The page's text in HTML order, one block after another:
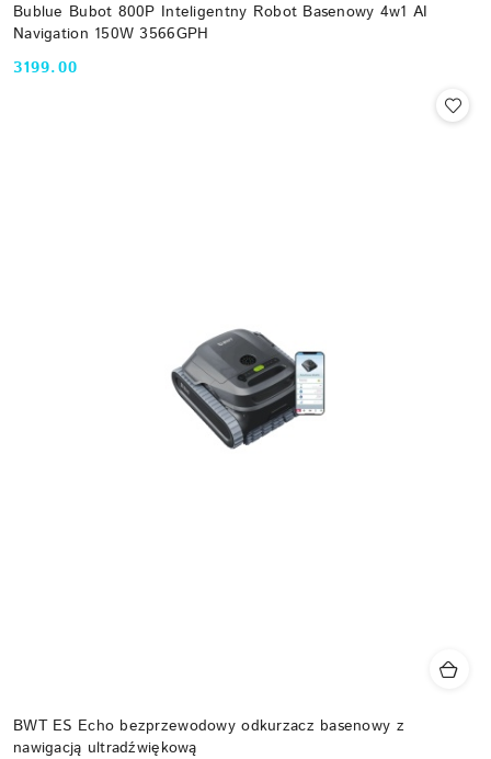
Bublue Bubot 800P Inteligentny Robot Basenowy 4w1 AI
Navigation 150W 3566GPH
Cena:
3199.00
BWT ES Echo bezprzewodowy odkurzacz basenowy z
nawigacją ultradźwiękową